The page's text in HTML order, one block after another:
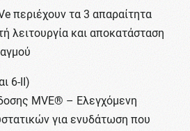
περιέχουν τα 3 απαραίτητα
λειτουργία και αποκατάσταση
φραγμού
6-ΙΙ)
MVE® – Ελεγχόμενη
για ενυδάτωση που